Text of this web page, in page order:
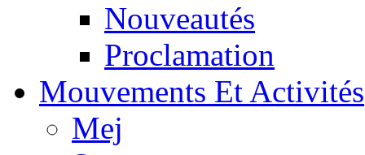
Nouveautés
Proclamation
Mouvements Et Activités
Mej